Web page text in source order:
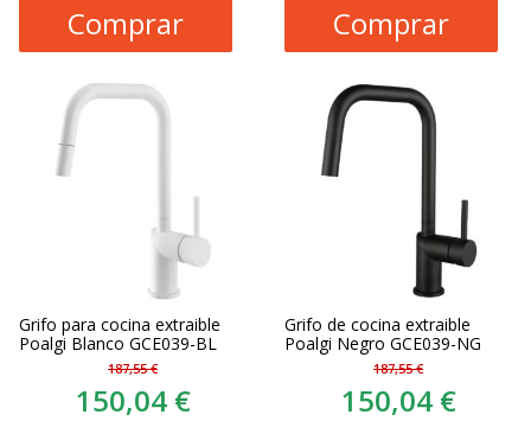
Comprar Comprar
Grifo para cocina extraible
Poalgi Blanco GCE039-BL
187,55 €
150,04 €
Grifo de cocina extraible
Poalgi Negro GCE039-NG
187,55 €
150,04 €